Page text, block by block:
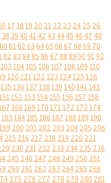
171819 20 2122 23 2425 26
38 39404142434445464748
60616263646566676869 70
8283848586878889909192
103104105106107108109110
120121122123124125126
135136137138139140141142
152153154155156157158
168169170171172173174
183184185186187188189190
200 201202 203 204205 206
215 216 217 218 219 220 221
230 231232 233 234235 236
245 246 247 248 249 250 251
260 261262 263 264265 266
275 276 277 278 279 280 281